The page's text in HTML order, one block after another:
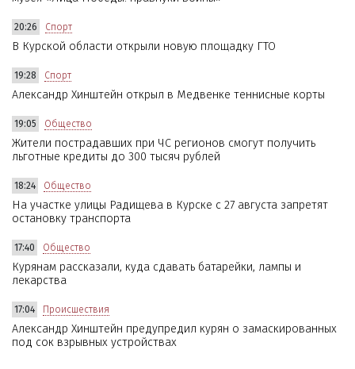
20:26 Спорт
В Курской области открыли новую площадку ГТО
19:28 Спорт
Александр Хинштейн открыл в Медвенке теннисные корты
19:05 Общество
Жители пострадавших при ЧС регионов смогут получить
льготные кредиты до 300 тысяч рублей
18:24 Общество
На участке улицы Радищева в Курске с 27 августа запретят
остановку транспорта
17:40 Общество
Курянам рассказали, куда сдавать батарейки, лампы и
лекарства
17:04 Происшествия
Александр Хинштейн предупредил курян о замаскированных
под сок взрывных устройствах